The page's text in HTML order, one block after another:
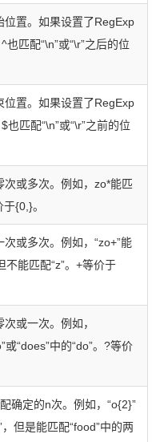
位置。如果设置了RegExp
匹配“\n”或“\r”之后的位
位置。如果设置了RegExp
匹配“\n”或“\r”之前的位
次或多次。例如，zo*能匹
{0,}。
或多次。例如，“zo+”能
不能匹配“z”。+等价于
或一次。例如，
或“does”中的“do”。?等价
确定的n次。例如，“o{2}”
，但是能匹配“food”中的两